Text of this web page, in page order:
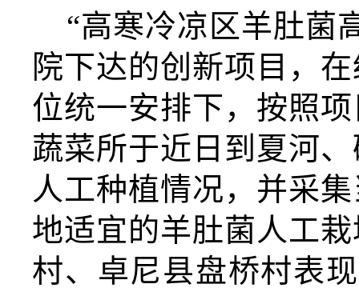
“高寒冷凉区羊肚菌
院下达的创新项目，
位统一安排下，按照
蔬菜所于近日到夏河
人工种植情况，并采
地适宜的羊肚菌人工
村、卓尼县盘桥村表